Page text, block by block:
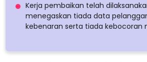
Kerja pembaikan telah
menegaskan tiada data
kebenaran serta tiada kebocoran